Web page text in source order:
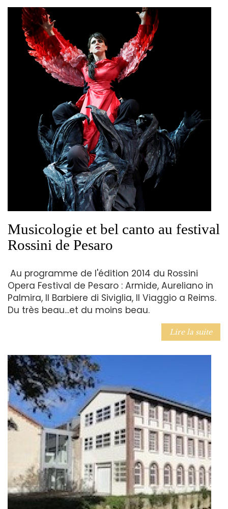
Musicologie et bel canto au festival
Rossini de Pesaro
Au programme de l'édition 2014 du Rossini
Opera Festival de Pesaro : Armide, Aureliano in
Palmira, Il Barbiere di Siviglia, Il Viaggio a Reims.
Du très beau...et du moins beau.
Lire la suite